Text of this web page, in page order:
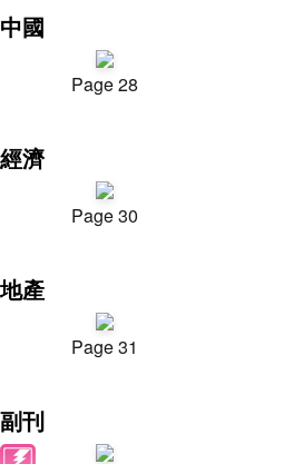
中國
Page 28
經濟
Page 30
地產
Page 31
副刊